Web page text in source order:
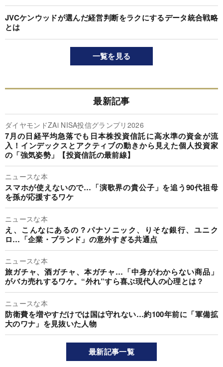
JVCケンウッドが選んだ経営判断をラクにするデータ統合戦略
とは
一覧を見る
最新記事
ダイヤモンドZAi NISA投信グランプリ2026
7月の日経平均急落でも日本株投資信託に高水準の資金が流
入！インデックスとアクティブの動きから見えた個人投資家
の「強気姿勢」【投資信託の最前線】
ニュースな本
スマホが使えないので…「演歌界の貴公子」を追う90代祖母
を孫が応援するワケ
ニュースな本
え、こんなにあるの？パナソニック、りそな銀行、ユニク
ロ…「企業・ブランド」の意外すぎる共通点
ニュースな本
旅ガチャ、酒ガチャ、本ガチャ…「中身がわからない商品」
がバカ売れするワケ。“外れ”すら喜ぶ現代人の心理とは？
ニュースな本
防衛費を増やすだけでは国は守れない…約100年前に「軍備拡
大のワナ」を見抜いた人物
最新記事一覧